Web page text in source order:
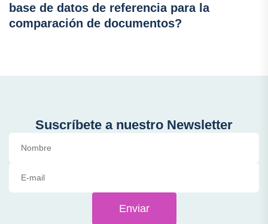
base de datos de referencia para la
comparación de documentos?
Suscríbete a nuestro Newsletter
Enviar